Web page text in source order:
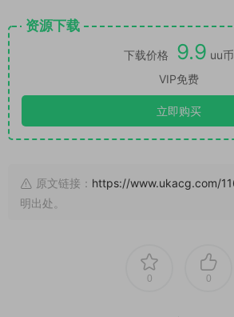
资源下载
下载价格 9.9 uu币
VIP免费
立即购买
原文链接： https://www.ukacg.com/
明出处。
0 0